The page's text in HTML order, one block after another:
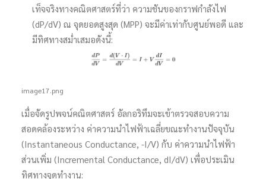
เท็จจริงทางคณิตศาสตร์ที่ว่า ความชันของกราฟกำลังไฟ
(dP/dV) ณ จุดยอดสูงสุด (MPP) จะมีค่าเท่ากับศูนย์พอดี และ
มีทิศทางสม่ำเสมอดังนี้:
image17.png
เมื่อจัดรูปพจน์คณิตศาสตร์ อัลกอริทึมจะเข้าตรวจสอบความ
สอดคล้องระหว่าง ค่าความนำไฟฟ้าเฉลี่ยขณะทำงานปัจจุบัน
(Instantaneous Conductance, -I/V) กับ ค่าความนำไฟฟ้า
ส่วนเพิ่ม (Incremental Conductance, dI/dV) เพื่อประเมิน
ทิศทางจุดทำงาน: